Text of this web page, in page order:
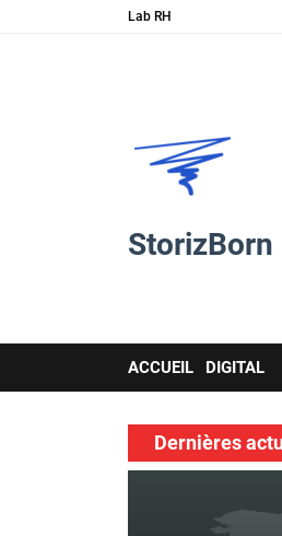
Lab RH
StorizBorn
Main
navigation
ACCUEIL DIGITAL
Dernières